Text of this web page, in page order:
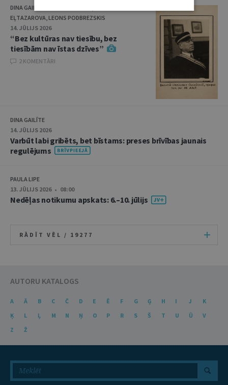
DINA GAILĪTE, SVETLANA KOVAĻČUKA, KSENIJA
EĻTAZAROVA, LEONS PODBREZSKIS
14. JŪLIJS 2026
“Bez kultūras nav tiesību, bez
tiesībām nav īstas dzīves”
2 KOMENTĀRI
DINA GAILĪTE
14. JŪLIJS 2026
Varbūt labi gribēts, bet bīstams: preses brīvības jaunais
regulējums
PAULA LIPE
13. JŪLIJS 2026 • 08:00
Nedēļas notikumu apskats: 6.–10. jūlijs
RĀDĪT VĒL / 19277
AUTORU KATALOGS
A Ā B C Č D E Ē F G Ģ H I J
K
Ķ
L Ļ M N Ņ O P R S Š T U Ū
V
Z
Ž